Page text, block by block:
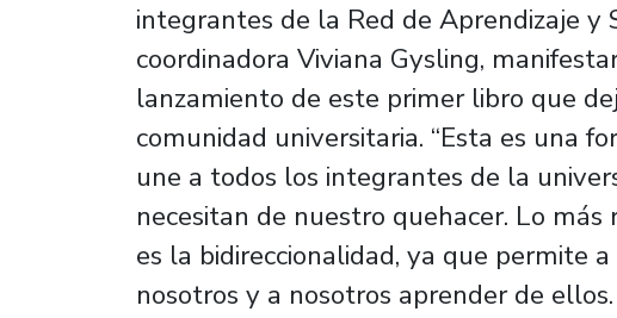
integrantes de la Red de Aprendizaje y
coordinadora Viviana Gysling,
lanzamiento de este primer libro que
comunidad universitaria. “Esta es una
une a todos los integrantes de la
necesitan de nuestro quehacer. Lo
es la bidireccionalidad, ya que permite
nosotros y a nosotros aprender de